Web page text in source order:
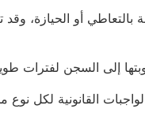
أو الحيازة،
إلى السجن
القانونية لكل نوع